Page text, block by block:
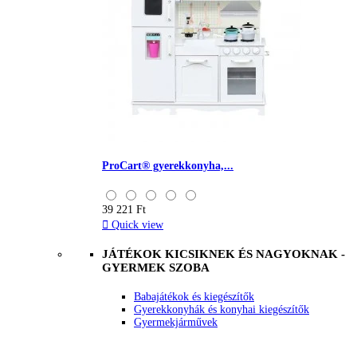
ProCart® gyerekkonyha,...
39 221 Ft
 Quick view
JÁTÉKOK KICSIKNEK ÉS NAGYOKNAK -
GYERMEK SZOBA
Babajátékok és kiegészítők
Gyerekkonyhák és konyhai kiegészítők
Gyermekjárművek